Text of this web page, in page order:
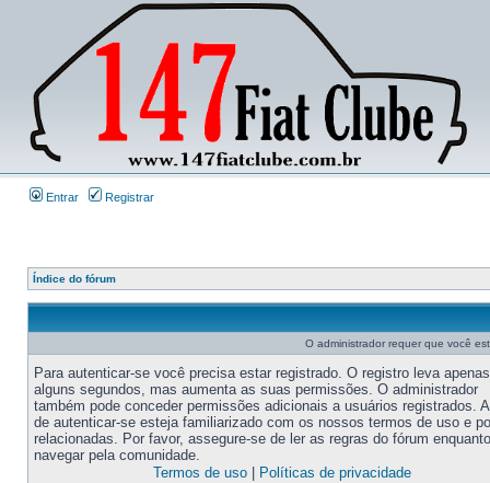
Entrar Registrar
Índice do fórum
O administrador requer que você
Para autenticar-se você precisa estar registrado. O registro leva apenas
alguns segundos, mas aumenta as suas permissões. O administrador
também pode conceder permissões adicionais a usuários registrados.
de autenticar-se esteja familiarizado com os nossos termos de uso e
relacionadas. Por favor, assegure-se de ler as regras do fórum enquanto
navegar pela comunidade.
Termos de uso| Políticas de privacidade